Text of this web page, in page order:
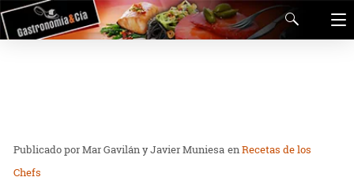
Mar Gavilán y Javier Muniesa enRecetas de los
Chefs